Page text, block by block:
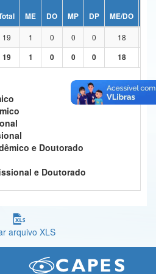
e Comunicações
Direitos Humanos
ME DO MP DP ME/DO
19 1 0 0 0 18
19 1 0 0 0 18
e Doutorado
e Doutorado
arquivo XLS